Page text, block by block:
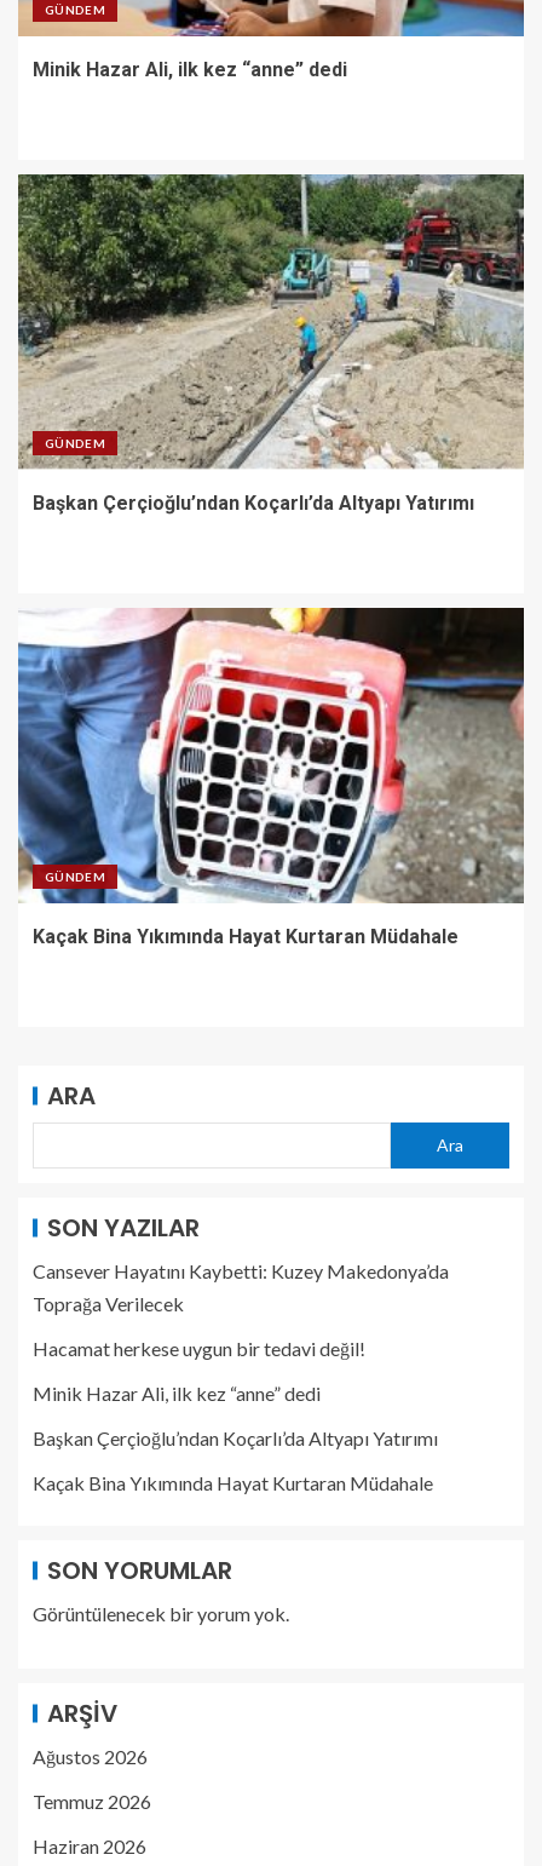
GÜNDEM
Minik Hazar Ali, ilk kez “anne” dedi
GÜNDEM
Başkan Çerçioğlu’ndan Koçarlı’da Altyapı Yatırımı
GÜNDEM
Kaçak Bina Yıkımında Hayat Kurtaran Müdahale
ARA
Ara
SON YAZILAR
Cansever Hayatını Kaybetti: Kuzey Makedonya’da
Toprağa Verilecek
Hacamat herkese uygun bir tedavi değil!
Minik Hazar Ali, ilk kez “anne” dedi
Başkan Çerçioğlu’ndan Koçarlı’da Altyapı Yatırımı
Kaçak Bina Yıkımında Hayat Kurtaran Müdahale
SON YORUMLAR
Görüntülenecek bir yorum yok.
ARŞIV
Ağustos 2026
Temmuz 2026
Haziran 2026